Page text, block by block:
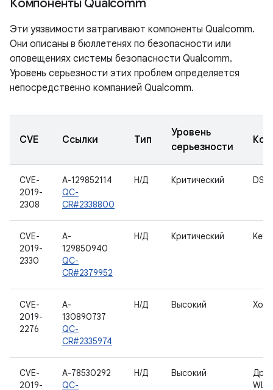
Компоненты Qualcomm
Эти уязвимости затрагивают компоненты Qualcomm.
Они описаны в бюллетенях по безопасности или
оповещениях системы безопасности Qualcomm.
Уровень серьезности этих проблем определяется
непосредственно компанией Qualcomm.
CVE Ссылки Тип
Уровень
серьезности
CVE-
2019-
2308
A-129852114
QC-
CR#2338800
Н/Д Критический
CVE-
2019-
2330
A-
129850940
QC-
CR#2379952
Н/Д Критический
CVE-
2019-
2276
A-
130890737
QC-
CR#2335974
Н/Д Высокий
CVE-
2019-
A-78530292
QC-
Н/Д Высокий